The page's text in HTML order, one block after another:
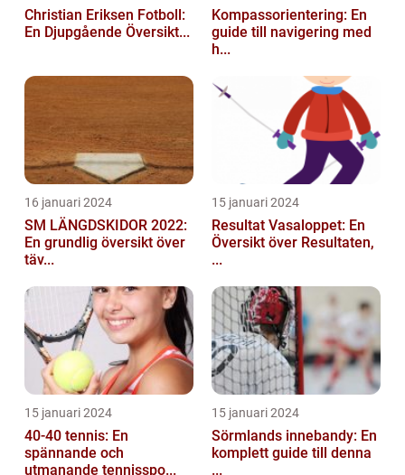
Christian Eriksen Fotboll:
En Djupgående Översikt...
Kompassorientering: En
guide till navigering med
h...
16 januari 2024
SM LÄNGDSKIDOR 2022:
En grundlig översikt över
täv...
15 januari 2024
Resultat Vasaloppet: En
Översikt över Resultaten,
...
15 januari 2024
40-40 tennis: En
spännande och
utmanande tennisspo...
15 januari 2024
Sörmlands innebandy: En
komplett guide till denna
...